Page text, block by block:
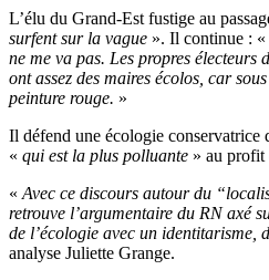
L’élu du Grand-Est fustige au
surfent sur la vague ». Il continue : «
ne me va pas. Les propres électeurs
ont assez des maires écolos, car
peinture rouge. »
Il défend une écologie conservatrice
« qui est la plus polluante » au profit
« Avec ce discours autour du
retrouve l’argumentaire du RN axé
de l’écologie avec un identitarisme,
analyse Juliette Grange.